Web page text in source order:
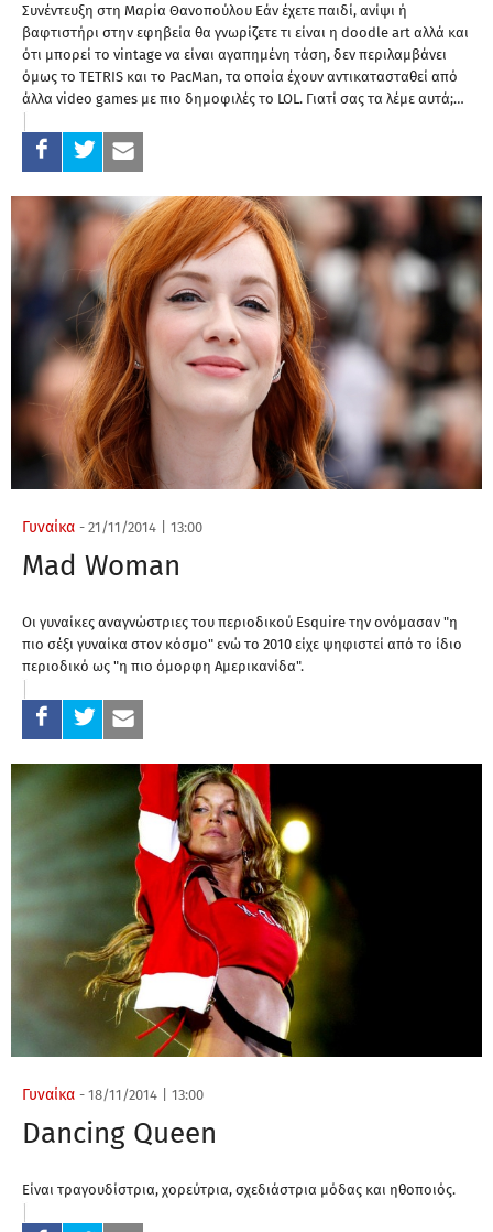
Συνέντευξη στη Μαρία Θανοπούλου Εάν έχετε παιδί, ανίψι ή
βαφτιστήρι στην εφηβεία θα γνωρίζετε τι είναι η doodle art αλλά και
ότι μπορεί το vintage να είναι αγαπημένη τάση, δεν περιλαμβάνει
όμως το TETRIS και το PacMan, τα οποία έχουν αντικατασταθεί από
άλλα video games με πιο δημοφιλές το LOL. Γιατί σας τα λέμε αυτά;…
Γυναίκα - 21/11/2014 13:00
Mad Woman
Οι γυναίκες αναγνώστριες του περιοδικού Esquire την ονόμασαν "η
πιο σέξι γυναίκα στον κόσμo" ενώ το 2010 είχε ψηφιστεί από το ίδιο
περιοδικό ως "η πιο όμορφη Αμερικανίδα".
Γυναίκα - 18/11/2014 13:00
Dancing Queen
Είναι τραγουδίστρια, χορεύτρια, σχεδιάστρια μόδας και ηθοποιός.